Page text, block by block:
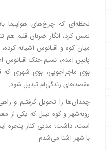
لحظه‌ای که چرخ‌های هواپیما
لمس کرد، انگار ضربان قلبم
میان کوه و اقیانوس آشیانه
پایین آمدم، نسیم خنک اقیانوس
بوی ماجراجویی، بوی شهری که
مقصدهای زندگی‌ام تبدیل شود.
چمدان‌ها را تحویل گرفتیم و
رو‌به‌شهر و کوه تیبل که یکی از
است، داشت؛ مدتی کنار پنجره
با شهر آشنا می‌شدم.